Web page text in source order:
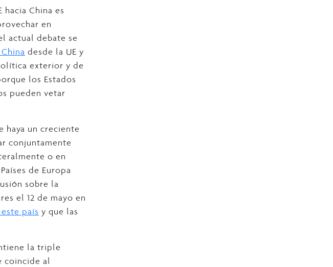
China es
en
actual debate se
desde la UE y
exterior y de
los Estados
pueden vetar
haya un creciente
conjuntamente
o en
de Europa
sobre la
el 12 de mayo en
país y que las
la triple
coincide al